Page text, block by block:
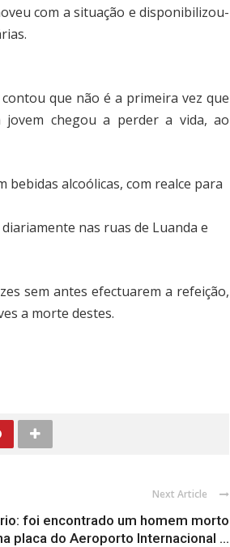
com a situação e disponibilizou-
que não é a primeira vez que
chegou a perder a vida, ao
bebidas alcoólicas, com realce para
nas ruas de Luanda e
sem antes efectuarem a refeição,
a morte destes.
Next Article
foi encontrado um homem morto
placa do Aeroporto Internacional ...